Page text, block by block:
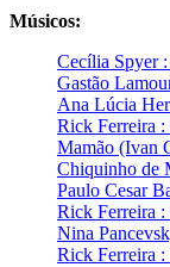
Músicos:
Cecília Spyer
Gastão
Ana Lúcia
Rick Ferreira :
Mamão (Ivan
Chiquinho de
Paulo Cesar
Rick Ferreira
Nina
Rick Ferreira :